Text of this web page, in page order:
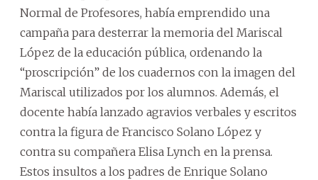
Normal de Profesores, había emprendido una
campaña para desterrar la memoria del Mariscal
López de la educación pública, ordenando la
“proscripción” de los cuadernos con la imagen del
Mariscal utilizados por los alumnos. Además, el
docente había lanzado agravios verbales y escritos
contra la figura de Francisco Solano López y
contra su compañera Elisa Lynch en la prensa.
Estos insultos a los padres de Enrique Solano